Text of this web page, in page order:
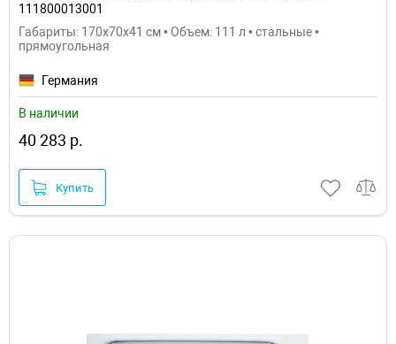
111800013001
Габариты: 170x70x41 см • Объем: 111 л • стальные •
прямоугольная
Германия
В наличии
40 283 р.
Купить